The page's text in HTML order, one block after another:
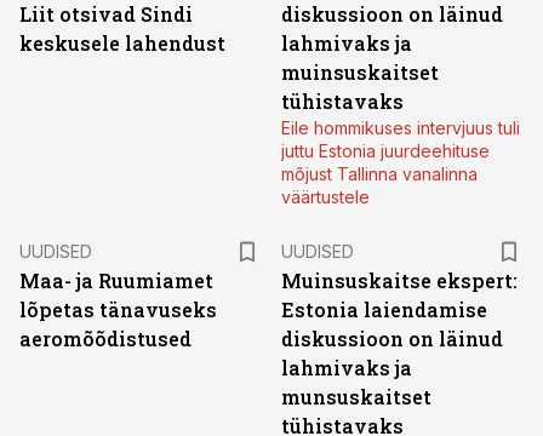
Liit otsivad Sindi
keskusele lahendust
diskussioon on läinud
lahmivaks ja
muinsuskaitset
tühistavaks
Eile hommikuses intervjuus tuli
juttu Estonia juurdeehituse
mõjust Tallinna vanalinna
väärtustele
UUDISED
Maa- ja Ruumiamet
lõpetas tänavuseks
aeromõõdistused
UUDISED
Muinsuskaitse ekspert:
Estonia laiendamise
diskussioon on läinud
lahmivaks ja
munsuskaitset
tühistavaks